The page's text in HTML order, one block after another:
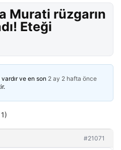
Murati rüzgarın
Eteği
ve en son 2 ay 2 hafta önce
#21071